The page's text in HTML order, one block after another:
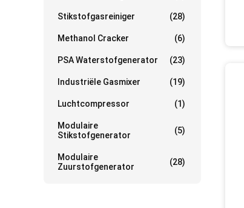
Stikstofgasreiniger (28)
Methanol Cracker (6)
PSA Waterstofgenerator (23)
Industriële Gasmixer (19)
Luchtcompressor (1)
Modulaire
Stikstofgenerator
(5)
Modulaire
Zuurstofgenerator
(28)